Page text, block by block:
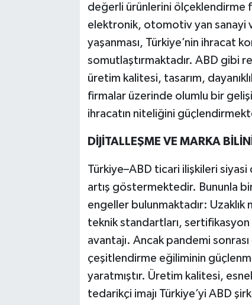
değerli ürünlerini ölçeklendirme
elektronik, otomotiv yan sanayi
yaşanması, Türkiye’nin ihracat
somutlaştırmaktadır. ABD gibi
üretim kalitesi, tasarım,
firmalar üzerinde olumlu bir
ihracatın niteliğini
DİJİTALLEŞME VE MARKA
Türkiye–ABD ticari ilişkileri
artış göstermektedir. Bununla
engeller bulunmaktadır: Uzaklık
teknik standartları,
avantajı. Ancak pandemi
çeşitlendirme eğiliminin
yaratmıştır. Üretim kalitesi,
tedarikçi imajı Türkiye’yi ABD